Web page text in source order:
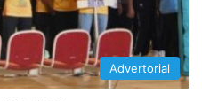
Advertorial